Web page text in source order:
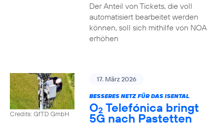
Der Anteil von Tickets, die voll
automatisiert bearbeitet werden
können, soll sich mithilfe von NOA
erhöhen
Credits: GfTD GmbH
17. März 2026
BESSERES NETZ FÜR DAS ISENTAL
O2 Telefónica bringt
5G nach Pastetten